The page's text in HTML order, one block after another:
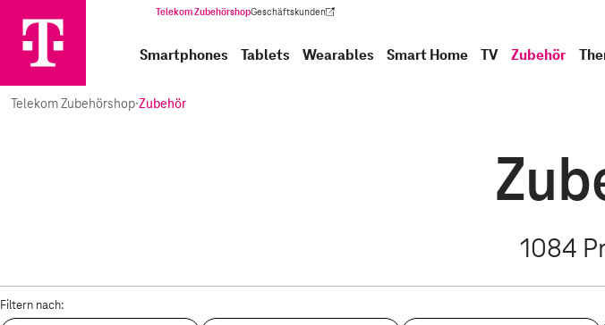
Telekom ZubehörshopGeschäftskunden
(Wird in einem neuen Tab geöffnet)
Smartphones Tablets Wearables Smart Home TV Zubehör
Telekom Zubehörshop·Zubehör
1084
Filtern nach: